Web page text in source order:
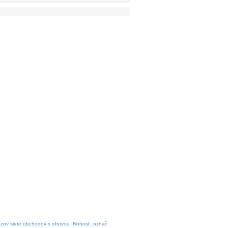
siete obchodov s obuvou Nohosť označ